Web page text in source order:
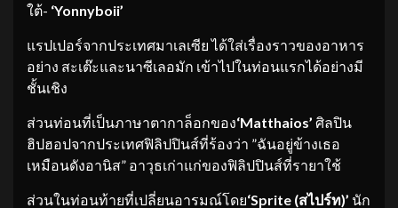
ใต้- ‘Yonnyboii’
แรปเปอร์จากประเทศมาเลเซีย ได้ใส่เรื่องราวของอาหาร
อย่าง สะเต๊ะและนาซีเลอมัก เข้าไปในท่อนแรกได้อย่างมี
ชั้นเชิง
ส่วนท่อนที่เป็นภาษาตากาล็อกของ‘Matthaios’ ศิลปิน
ฮิปฮอปจากประเทศฟิลิปปินส์ที่ร้องว่า ”ฉันอยู่ข้างเธอ
เหมือนดังอานิส” อาวุธเก่าแก่ของฟิลิปปินส์ที่รายาใช้
ส่วนในท่อนท้ายที่เปลี่ยนอารมณ์โดย‘Sprite (สไปร์ท)’ นัก